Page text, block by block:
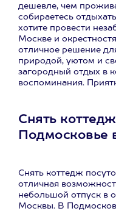
дешевле, чем
собираетесь
хотите провести
Москве и
отличное решение
природой, уютом и
загородный отдых в
воспоминания.
Снять
Подмосковье
Снять коттедж
отличная
небольшой отпуск в
Москвы. В